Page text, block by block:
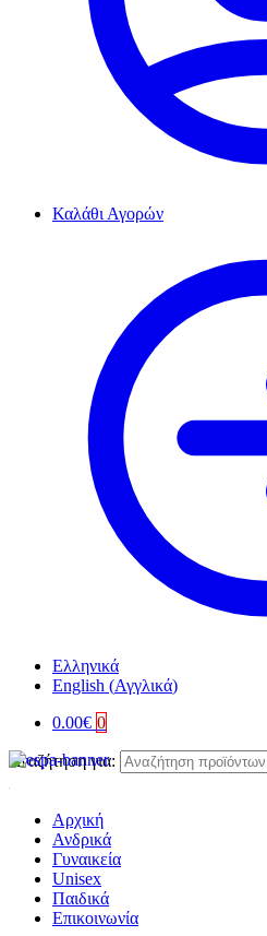
Καλάθι Αγορών
Ελληνικά
English (Αγγλικά)
0.00€ 0
Αναζήτηση για:
Αρχική
Ανδρικά
Γυναικεία
Unisex
Παιδικά
Επικοινωνία